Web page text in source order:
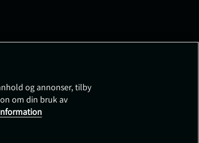
og annonser, tilby
om din bruk av